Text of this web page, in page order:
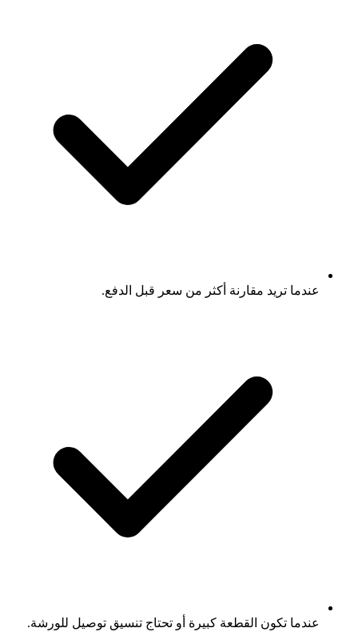
عندما تريد مقارنة أكثر من سعر قبل الدفع.
عندما تكون القطعة كبيرة أو تحتاج تنسيق توصيل للورشة.